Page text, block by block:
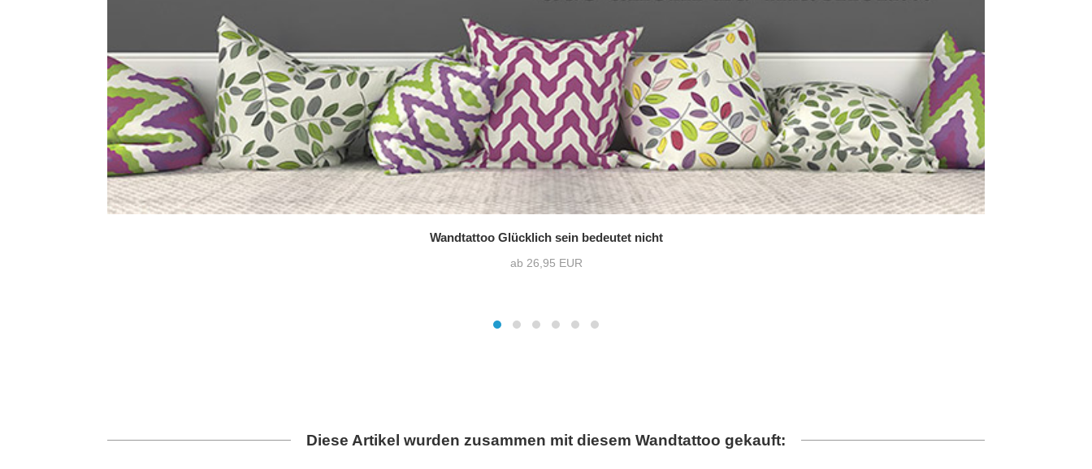
Wandtattoo Glücklich sein bedeutet nicht
ab 26,95 EUR
Diese Artikel wurden zusammen mit diesem Wandtattoo gekauft: